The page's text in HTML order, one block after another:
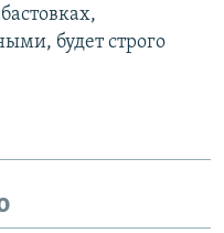
будет строго